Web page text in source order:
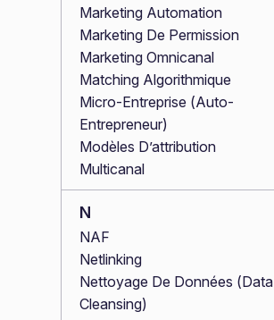
Marketing Automation
Marketing De Permission
Marketing Omnicanal
Matching Algorithmique
Micro-Entreprise (Auto-
Entrepreneur)
Modèles D’attribution
Multicanal
N
NAF
Netlinking
Nettoyage De Données (Data
Cleansing)